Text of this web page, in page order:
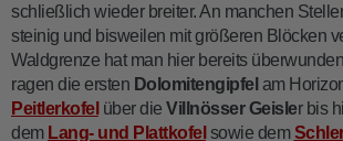
schließlich wieder breiter. An manchen
steinig und bisweilen mit größeren Blöcken
Waldgrenze hat man hier bereits
ragen die ersten Dolomitengipfel am
Peitlerkofel über die Villnösser Geisler bis
dem Lang- und Plattkofel sowie dem